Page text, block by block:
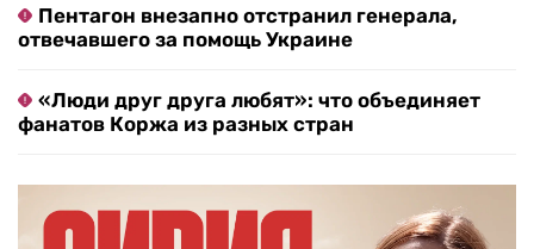
Пентагон внезапно отстранил генерала,
отвечавшего за помощь Украине
«Люди друг друга любят»: что объединяет
фанатов Коржа из разных стран